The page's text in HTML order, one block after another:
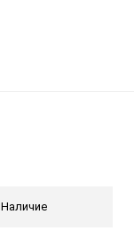
Наличие